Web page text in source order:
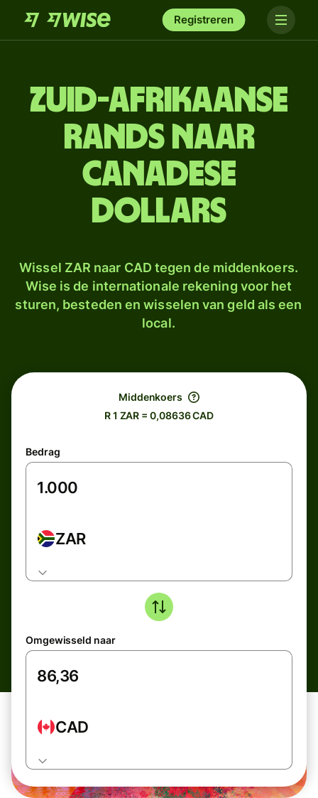
Registreren
Zuid-Afrikaanse
rands naar
Canadese
dollars
Wissel ZAR naar CAD tegen de middenkoers.
Wise is de internationale rekening voor het
sturen, besteden en wisselen van geld als een
local.
Middenkoers
R 1 ZAR = 0,08636 CAD
Bedrag
ZAR
Omgewisseld naar
CAD